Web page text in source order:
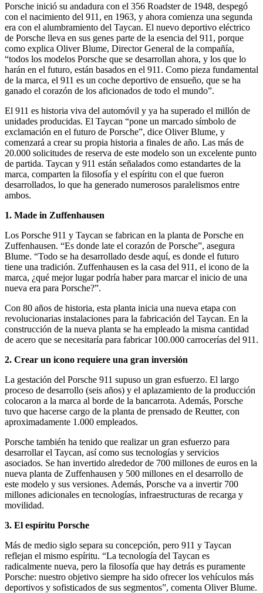
Porsche inició su andadura con el 356 Roadster de 1948, despegó
con el nacimiento del 911, en 1963, y ahora comienza una segunda
era con el alumbramiento del Taycan. El nuevo deportivo eléctrico
de Porsche lleva en sus genes parte de la esencia del 911, porque
como explica Oliver Blume, Director General de la compañía,
“todos los modelos Porsche que se desarrollan ahora, y los que lo
harán en el futuro, están basados en el 911. Como pieza fundamental
de la marca, el 911 es un coche deportivo de ensueño, que se ha
ganado el corazón de los aficionados de todo el mundo”.
El 911 es historia viva del automóvil y ya ha superado el millón de
unidades producidas. El Taycan “pone un marcado símbolo de
exclamación en el futuro de Porsche”, dice Oliver Blume, y
comenzará a crear su propia historia a finales de año. Las más de
20.000 solicitudes de reserva de este modelo son un excelente punto
de partida. Taycan y 911 están señalados como estandartes de la
marca, comparten la filosofía y el espíritu con el que fueron
desarrollados, lo que ha generado numerosos paralelismos entre
ambos.
1. Made in Zuffenhausen
Los Porsche 911 y Taycan se fabrican en la planta de Porsche en
Zuffenhausen. “Es donde late el corazón de Porsche”, asegura
Blume. “Todo se ha desarrollado desde aquí, es donde el futuro
tiene una tradición. Zuffenhausen es la casa del 911, el icono de la
marca, ¿qué mejor lugar podría haber para marcar el inicio de una
nueva era para Porsche?”.
Con 80 años de historia, esta planta inicia una nueva etapa con
revolucionarias instalaciones para la fabricación del Taycan. En la
construcción de la nueva planta se ha empleado la misma cantidad
de acero que se necesitaría para fabricar 100.000 carrocerías del 911.
2. Crear un icono requiere una gran inversión
La gestación del Porsche 911 supuso un gran esfuerzo. El largo
proceso de desarrollo (seis años) y el aplazamiento de la producción
colocaron a la marca al borde de la bancarrota. Además, Porsche
tuvo que hacerse cargo de la planta de prensado de Reutter, con
aproximadamente 1.000 empleados.
Porsche también ha tenido que realizar un gran esfuerzo para
desarrollar el Taycan, así como sus tecnologías y servicios
asociados. Se han invertido alrededor de 700 millones de euros en la
nueva planta de Zuffenhausen y 500 millones en el desarrollo de
este modelo y sus versiones. Además, Porsche va a invertir 700
millones adicionales en tecnologías, infraestructuras de recarga y
movilidad.
3. El espíritu Porsche
Más de medio siglo separa su concepción, pero 911 y Taycan
reflejan el mismo espíritu. “La tecnología del Taycan es
radicalmente nueva, pero la filosofía que hay detrás es puramente
Porsche: nuestro objetivo siempre ha sido ofrecer los vehículos más
deportivos y sofisticados de sus segmentos”, comenta Oliver Blume.